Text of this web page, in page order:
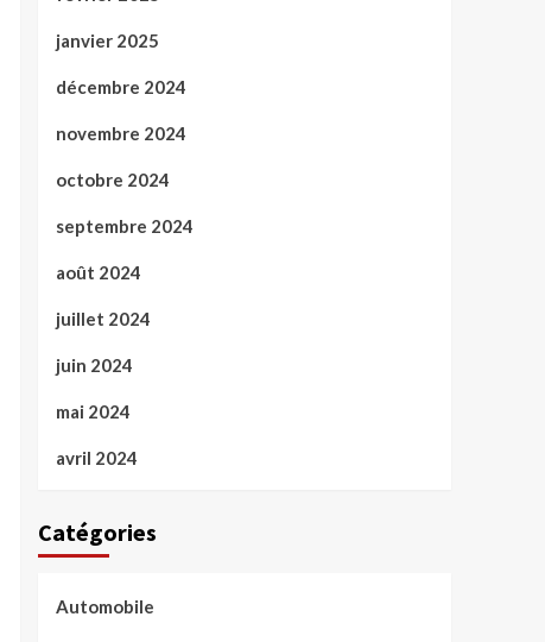
janvier 2025
décembre 2024
novembre 2024
octobre 2024
septembre 2024
août 2024
juillet 2024
juin 2024
mai 2024
avril 2024
Catégories
Automobile